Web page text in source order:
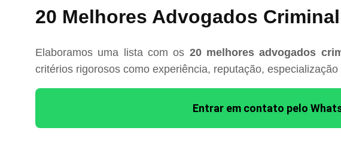
20 Melhores Advogados
Elaboramos uma lista com os 20 melhores advogados
critérios rigorosos como experiência, reputação,
Entrar em contato pelo